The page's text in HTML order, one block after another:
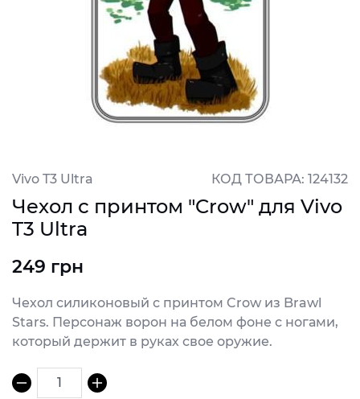
Vivo T3 Ultra КОД ТОВАРА: 124132
Чехол с принтом "Crow" для Vivo
T3 Ultra
249 грн
Чехол силиконовый с принтом Crow из Brawl
Stars. Персонаж ворон на белом фоне с ногами,
который держит в руках свое оружие.
1